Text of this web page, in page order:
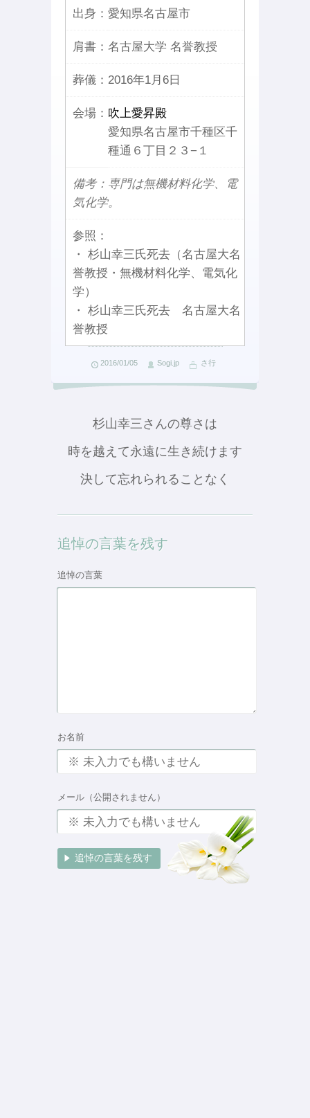
出身： 愛知県名古屋市
肩書： 名古屋大学 名誉教授
葬儀： 2016年1月6日
会場： 吹上愛昇殿
愛知県名古屋市千種区千
種通６丁目２３−１
備考：専門は無機材料化学、電
気化学。
参照：
・ 杉山幸三氏死去（名古屋大名
誉教授・無機材料化学、電気化
学）
・ 杉山幸三氏死去 名古屋大名
誉教授
2016/01/05 Sogi.jp さ行
杉山幸三さんの尊さは
時を越えて永遠に生き続けます
決して忘れられることなく
追悼の言葉を残す
追悼の言葉
お名前
メール（公開されません）